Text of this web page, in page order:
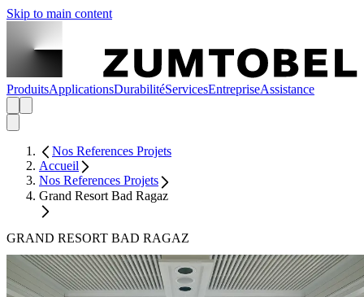
Skip to main content
ProduitsApplicationsDurabilitéServicesEntrepriseAssistance
Nos References Projets
Accueil
Nos References Projets
Grand Resort Bad Ragaz
GRAND RESORT BAD RAGAZ